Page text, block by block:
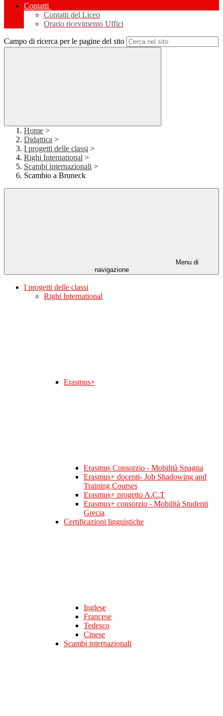
Contatti
Contatti del Liceo
Orario ricevimento Uffici
Campo di ricerca per le pagine del sito
Home >
Didattica >
I progetti delle classi >
Righi International >
Scambi internazionali >
Scambio a Bruneck
Menu di
navigazione
I progetti delle classi
Righi International
Erasmus+
Erasmus Consorzio - Mobilità Spagna
Erasmus+ docenti- Job Shadowing and
Training Courses
Erasmus+ progetto A.C.T
Erasmus+ consorzio - Mobilità Studenti
Grecia
Certificazioni linguistiche
Inglese
Francese
Tedesco
Cinese
Scambi internazionali